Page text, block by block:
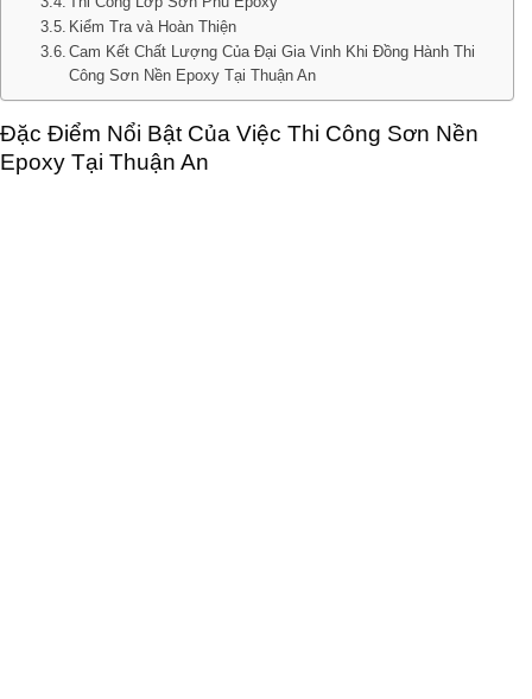
Kiểm Tra và Hoàn Thiện
Cam Kết Chất Lượng Của Đại Gia Vinh Khi Đồng Hành Thi
Công Sơn Nền Epoxy Tại Thuận An
Đặc Điểm Nổi Bật Của Việc Thi Công Sơn Nền
Epoxy Tại Thuận An